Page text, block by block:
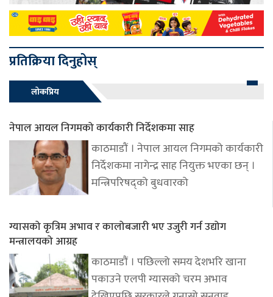
प्रतिक्रिया दिनुहोस्
लोकप्रिय
नेपाल आयल निगमको कार्यकारी निर्देशकमा साह
काठमाडौं । नेपाल आयल निगमको कार्यकारी
निर्देशकमा नागेन्द्र साह नियुक्त भएका छन् ।
मन्त्रिपरिषद्को बुधवारको
ग्यासको कृत्रिम अभाव र कालोबजारी भए उजुरी गर्न उद्योग
मन्त्रालयको आग्रह
काठमाडौं । पछिल्लो समय देशभरि खाना
पकाउने एलपी ग्यासको चरम अभाव